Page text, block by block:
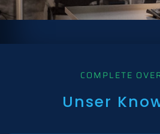
COMPLETE
Unser